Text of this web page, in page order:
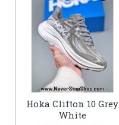
Hoka Clifton 10 Grey
White